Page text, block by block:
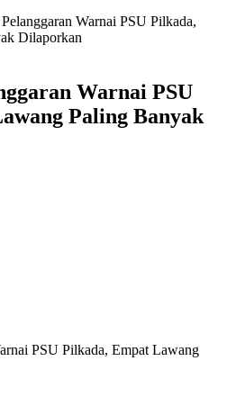
Warnai PSU Pilkada,
Dilaporkan
Warnai PSU
Paling Banyak
PSU Pilkada, Empat Lawang